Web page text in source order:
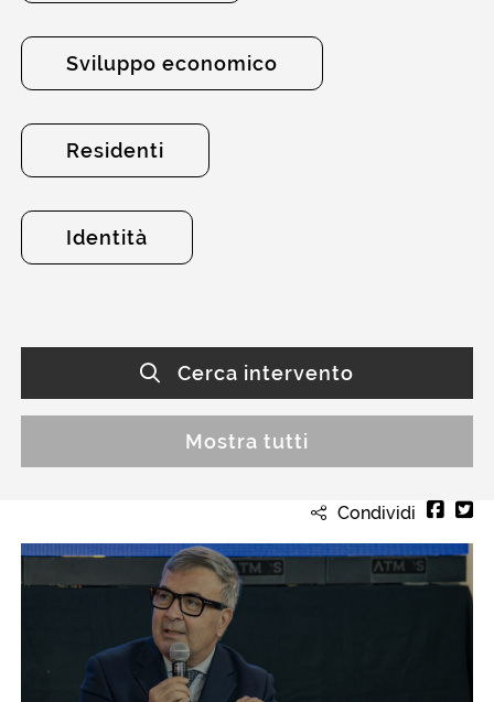
Sviluppo economico
Residenti
Identità
Cerca intervento
Mostra tutti
Condividi